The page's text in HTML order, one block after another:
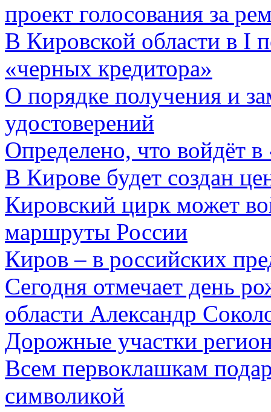
проект голосования за
В Кировской области в I
«черных кредитора»
О порядке получения и
удостоверений
Определено, что войдёт
В Кирове будет создан
Кировский цирк может
маршруты России
Киров – в российских
Сегодня отмечает день
области Александр
Дорожные участки
Всем первоклашкам
символикой